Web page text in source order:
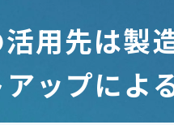
用先は製
ップによ